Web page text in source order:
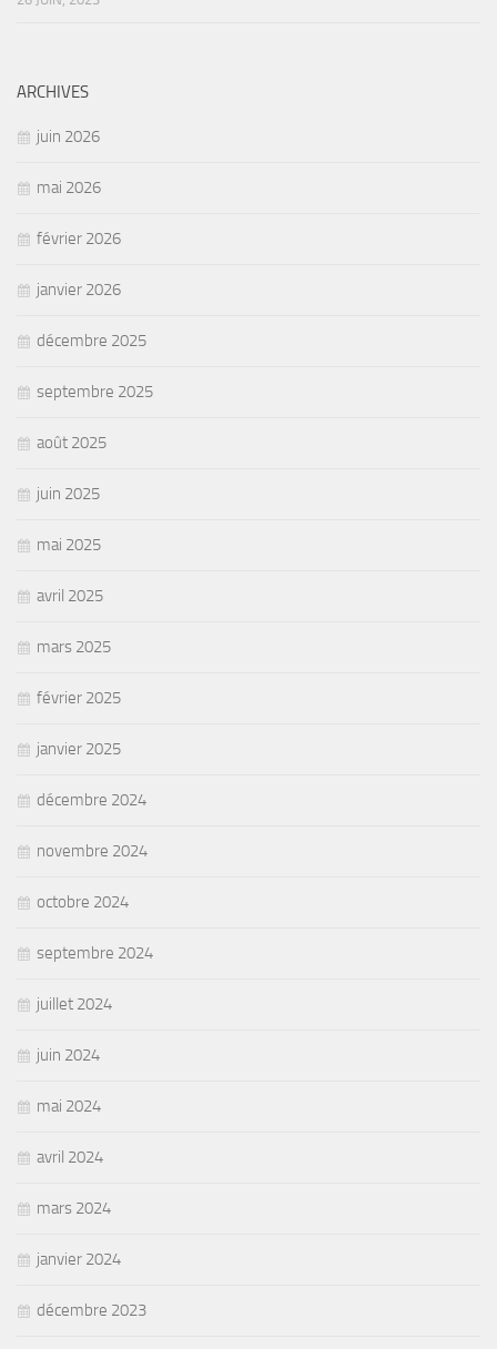
ARCHIVES
juin 2026
mai 2026
février 2026
janvier 2026
décembre 2025
septembre 2025
août 2025
juin 2025
mai 2025
avril 2025
mars 2025
février 2025
janvier 2025
décembre 2024
novembre 2024
octobre 2024
septembre 2024
juillet 2024
juin 2024
mai 2024
avril 2024
mars 2024
janvier 2024
décembre 2023